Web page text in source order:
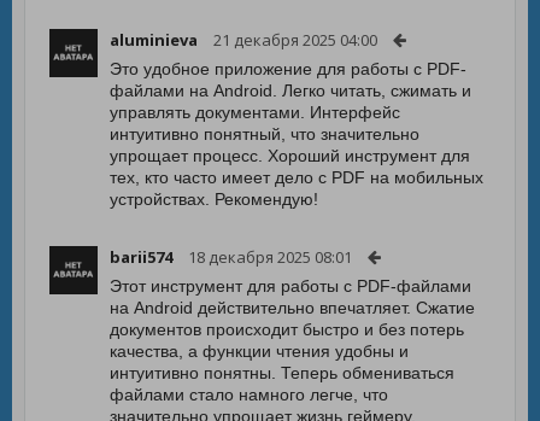
aluminieva 21 декабря 2025 04:00
Это удобное приложение для работы с PDF-
файлами на Android. Легко читать, сжимать и
управлять документами. Интерфейс
интуитивно понятный, что значительно
упрощает процесс. Хороший инструмент для
тех, кто часто имеет дело с PDF на мобильных
устройствах. Рекомендую!
barii574 18 декабря 2025 08:01
Этот инструмент для работы с PDF-файлами
на Android действительно впечатляет. Сжатие
документов происходит быстро и без потерь
качества, а функции чтения удобны и
интуитивно понятны. Теперь обмениваться
файлами стало намного легче, что
значительно упрощает жизнь геймеру.